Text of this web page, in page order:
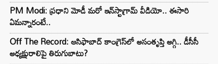
PM Modi: ప్రధాని మోడీ మరో ఇన్‌స్టాగ్రామ్ వీడియో.. ఈసారి
ఏమన్నారంటే..
Off The Record: ఆసిఫాబాద్ కాంగ్రెస్‌లో అసంతృప్తి అగ్గి.. డీసీసీ
అధ్యక్షురాలిపై తిరుగుబాటు?